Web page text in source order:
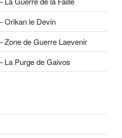
Orikan le Devin
Zone de Guerre Laevenir
La Purge de Gaivos